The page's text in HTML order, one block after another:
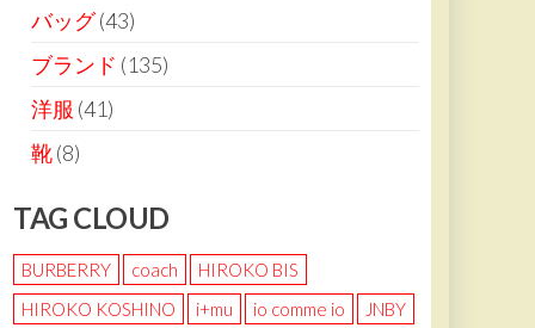
バッグ(43)
ブランド (135)
洋服 (41)
靴(8)
TAG CLOUD
BURBERRY coach
HIROKO BIS
HIROKO KOSHINO
i+mu io comme io
JNBY